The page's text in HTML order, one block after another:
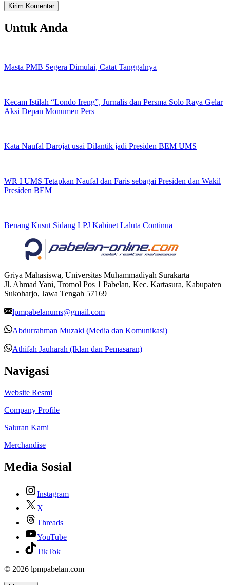
Untuk Anda
Masta PMB Segera Dimulai, Catat Tanggalnya
Kecam Istilah “Londo Ireng”, Jurnalis dan Persma Solo Raya Gelar
Aksi Depan Monumen Pers
Kata Naufal Darojat usai Dilantik jadi Presiden BEM UMS
WR I UMS Tetapkan Naufal dan Faris sebagai Presiden dan Wakil
Presiden BEM
Benang Kusut Sidang LPJ Kabinet Laluta Continua
Griya Mahasiswa, Universitas Muhammadiyah Surakarta
Jl. Ahmad Yani, Tromol Pos 1 Pabelan, Kec. Kartasura, Kabupaten
Sukoharjo, Jawa Tengah 57169
lpmpabelanums@gmail.com
Abdurrahman Muzaki (Media dan Komunikasi)
Athifah Jauharah (Iklan dan Pemasaran)
Navigasi
Website Resmi
Company Profile
Saluran Kami
Merchandise
Media Sosial
Instagram
X
Threads
YouTube
TikTok
© 2026 lpmpabelan.com